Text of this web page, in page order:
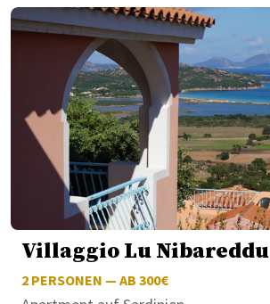
Villaggio Lu Nibareddu
2 PERSONEN — AB 300€